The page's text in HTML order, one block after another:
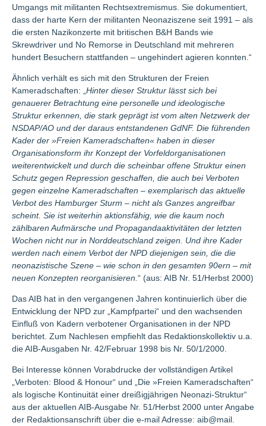
Umgangs mit militanten Rechtsextremismus. Sie dokumentiert,
dass der harte Kern der militanten Neonaziszene seit 1991 – als
die ersten Nazikonzerte mit britischen B&H Bands wie
Skrewdriver und No Remorse in Deutschland mit mehreren
hundert Besuchern stattfanden – ungehindert agieren konnten.“
Ähnlich verhält es sich mit den Strukturen der Freien
Kameradschaften: „ Hinter dieser Struktur lässt sich bei
genauerer Betrachtung eine personelle und ideologische
Struktur erkennen, die stark geprägt ist vom alten Netzwerk der
NSDAP/AO und der daraus entstandenen GdNF. Die führenden
Kader der »Freien Kameradschaften« haben in dieser
Organisationsform ihr Konzept der Vorfeldorganisationen
weiterentwickelt und durch die scheinbar offene Struktur einen
Schutz gegen Repression geschaffen, die auch bei Verboten
gegen einzelne Kameradschaften – exemplarisch das aktuelle
Verbot des Hamburger Sturm – nicht als Ganzes angreifbar
scheint. Sie ist weiterhin aktionsfähig, wie die kaum noch
zählbaren Aufmärsche und Propagandaaktivitäten der letzten
Wochen nicht nur in Norddeutschland zeigen. Und ihre Kader
werden nach einem Verbot der NPD diejenigen sein, die die
neonazistische Szene – wie schon in den gesamten 90ern – mit
neuen Konzepten reorganisieren. “ (aus: AIB Nr. 51/Herbst 2000)
Das AIB hat in den vergangenen Jahren kontinuierlich über die
Entwicklung der NPD zur „Kampfpartei“ und den wachsenden
Einfluß von Kadern verbotener Organisationen in der NPD
berichtet. Zum Nachlesen empfiehlt das Redaktionskollektiv u.a.
die AIB-Ausgaben Nr. 42/Februar 1998 bis Nr. 50/1/2000.
Bei Interesse können Vorabdrucke der vollständigen Artikel
„Verboten: Blood & Honour“ und „Die »Freien Kameradschaften“
als logische Kontinuität einer dreißigjährigen Neonazi-Struktur“
aus der aktuellen AIB-Ausgabe Nr. 51/Herbst 2000 unter Angabe
der Redaktionsanschrift über die e-mail Adresse: aib@mail.